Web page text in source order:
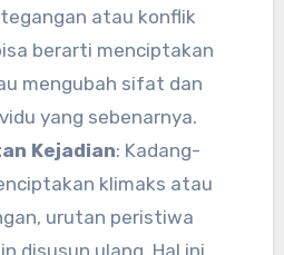
atau konflik
berarti menciptakan
mengubah sifat dan
yang sebenarnya.
Kejadian: Kadang-
klimaks atau
urutan peristiwa